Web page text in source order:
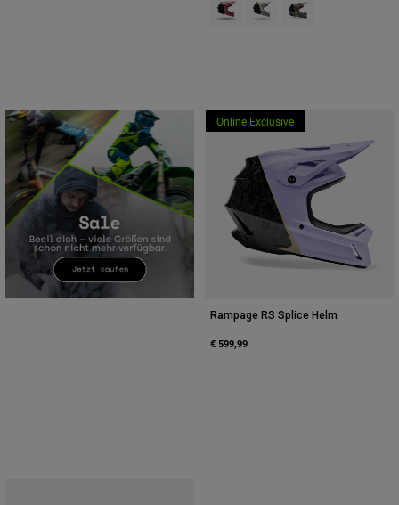
Hüte & Mützen
Alle anzeigen
Online Exclusive
Rampage RS Splice Helm
€ 599,99